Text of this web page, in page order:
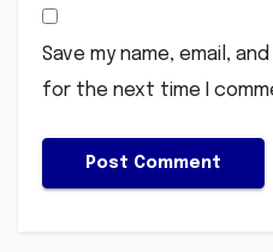
Save my name, email,
for the next time I